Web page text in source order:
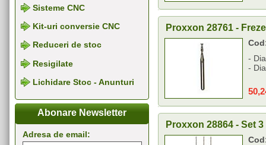
Sisteme CNC
Kit-uri conversie CNC
Reduceri de stoc
Resigilate
Lichidare Stoc - Anunturi
Abonare Newsletter
Adresa de email:
Proxxon 28761 -
-
-
Proxxon 28864 - Set